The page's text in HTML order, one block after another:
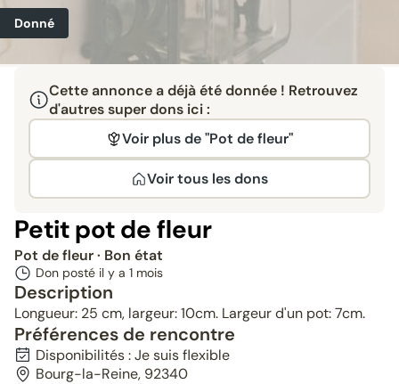
Donné
Cette annonce a déjà été donnée ! Retrouvez
d'autres super dons ici :
Voir plus de "Pot de fleur"
Voir tous les dons
Petit pot de fleur
Pot de fleur· Bon état
Don posté il y a 1 mois
Description
Longueur: 25 cm, largeur: 10cm. Largeur d'un pot: 7cm.
Préférences de rencontre
Disponibilités : Je suis flexible
Bourg-la-Reine, 92340